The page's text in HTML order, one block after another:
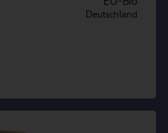
Deutschland